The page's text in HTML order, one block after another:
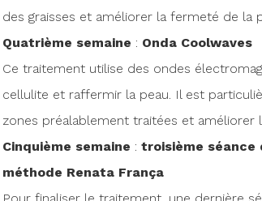
des graisses et améliorer la fermeté de la
Quatrième semaine : Onda Coolwaves
Ce traitement utilise des ondes
cellulite et raffermir la peau. Il est
zones préalablement traitées et améliorer
Cinquième semaine : troisième
méthode Renata França